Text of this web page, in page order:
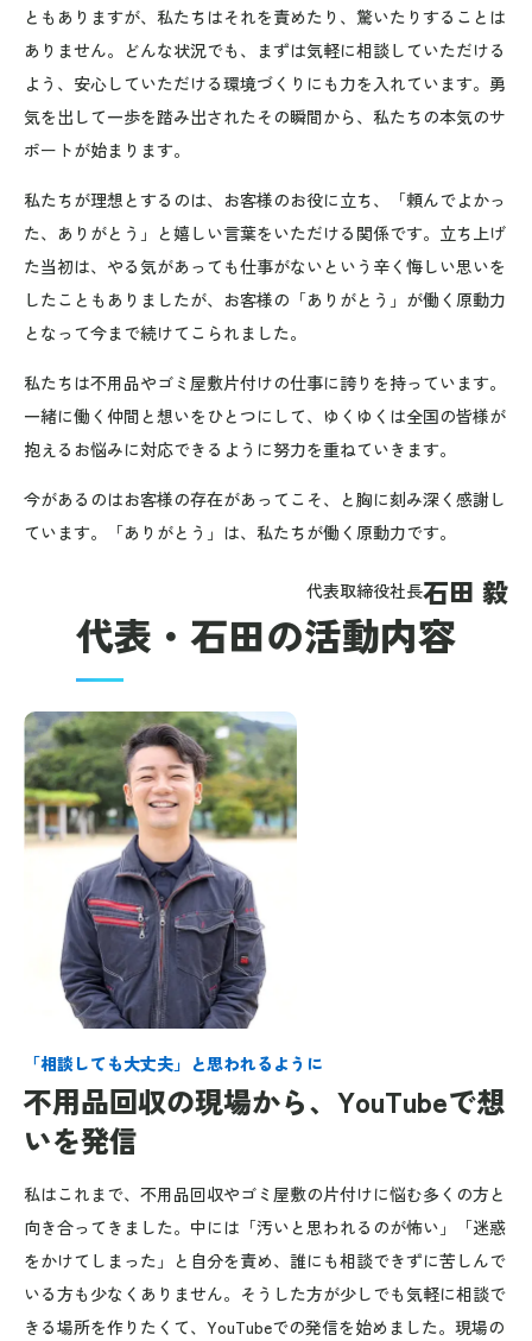
ともありますが、私たちはそれを責めたり、驚いたりすることは
ありません。どんな状況でも、まずは気軽に相談していただける
よう、安心していただける環境づくりにも力を入れています。勇
気を出して一歩を踏み出されたその瞬間から、私たちの本気のサ
ポートが始まります。
私たちが理想とするのは、お客様のお役に立ち、「頼んでよかっ
た、ありがとう」と嬉しい言葉をいただける関係です。立ち上げ
た当初は、やる気があっても仕事がないという辛く悔しい思いを
したこともありましたが、お客様の「ありがとう」が働く原動力
となって今まで続けてこられました。
私たちは不用品やゴミ屋敷片付けの仕事に誇りを持っています。
一緒に働く仲間と想いをひとつにして、ゆくゆくは全国の皆様が
抱えるお悩みに対応できるように努力を重ねていきます。
今があるのはお客様の存在があってこそ、と胸に刻み深く感謝し
ています。
「ありがとう」は、私たちが働く原動力です。
代表取締役社長石田 毅
代表・石田の活動内容
「相談しても大丈夫」と思われるように
不用品回収の現場から、YouTubeで想
いを発信
私はこれまで、不用品回収やゴミ屋敷の片付けに悩む多くの方と
向き合ってきました。中には「汚いと思われるのが怖い」「迷惑
をかけてしまった」と自分を責め、誰にも相談できずに苦しんで
いる方も少なくありません。そうした方が少しでも気軽に相談で
きる場所を作りたくて、YouTubeでの発信を始めました。現場の